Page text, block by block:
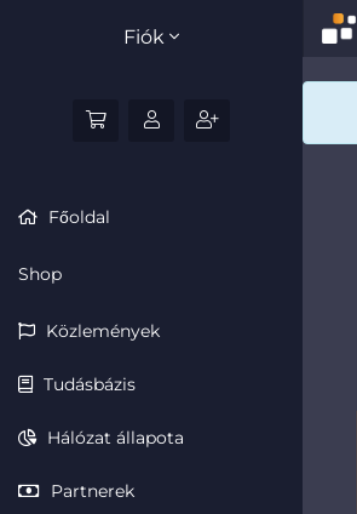
Fiók
Főoldal
Shop
Közlemények
Tudásbázis
Hálózat állapota
Partnerek